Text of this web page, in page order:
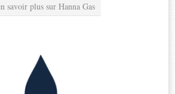
savoir plus sur Hanna Gas